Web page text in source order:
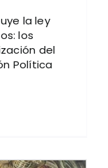
la ley
los
del
Política